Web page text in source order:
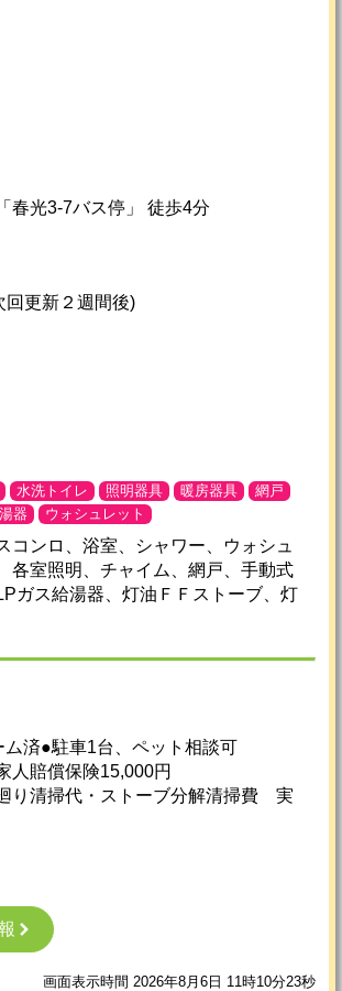
春光3-7バス停」 徒歩4分
回更新２週間後)
水洗トイレ 照明器具 暖房器具
網戸
器 ウォシュレット
コンロ、浴室、シャワー、ウォシュ
各室照明、チャイム、網戸、手動式
ガス給湯器、灯油ＦＦストーブ、灯
ム済●駐車1台、ペット相談可
人賠償保険15,000円
り清掃代・ストーブ分解清掃費 実
画面表示時間 2026年8月6日 11時10分23秒